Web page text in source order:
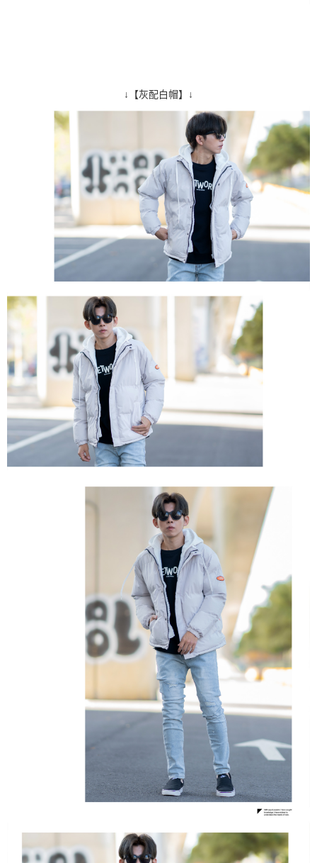
↓【灰配白帽】↓